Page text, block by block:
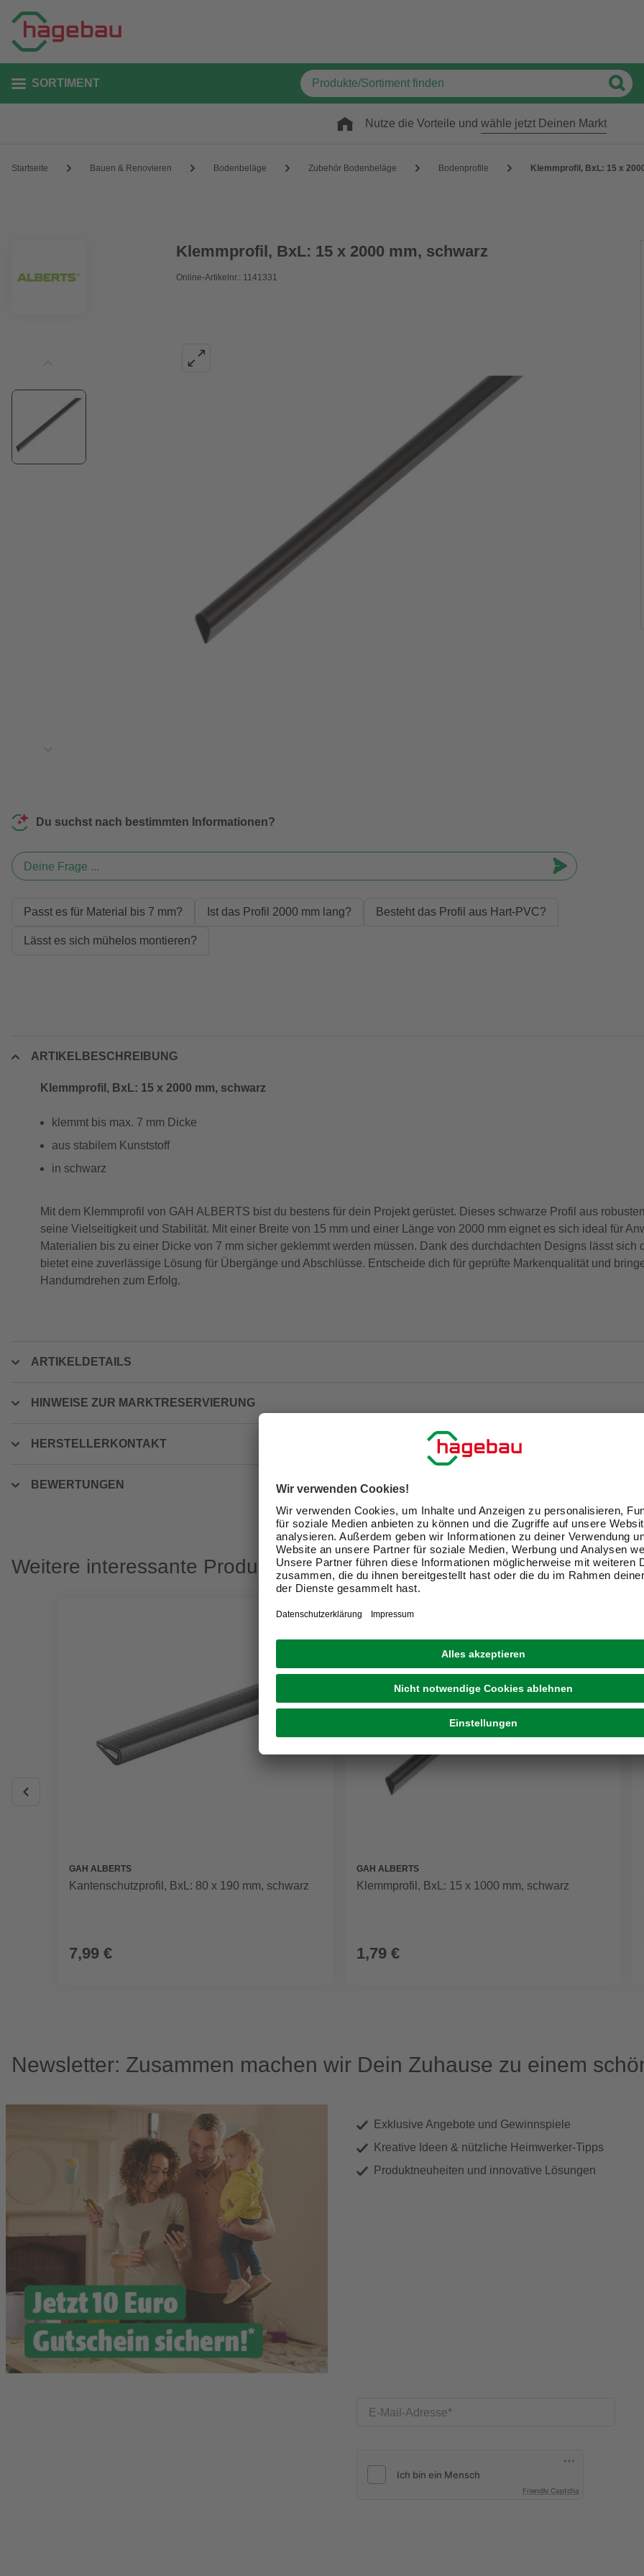
SORTIMENT
Nutze die Vorteile und wähle jetzt Deinen Markt
Startseite Bauen & Renovieren Bodenbeläge Zubehör Bodenbeläge Bodenprofile Klemmprofil, BxL: 15 x
Klemmprofil, BxL: 15 x 2000 mm, schwarz
Online-Artikelnr.: 1141331
Du suchst nach bestimmten Informationen?
Deine Frage ...
Passt es für Material bis 7 mm? Ist das Profil 2000 mm lang? Besteht das Profil aus Hart-PVC?
Lässt es sich mühelos montieren?
ARTIKELBESCHREIBUNG
Klemmprofil, BxL: 15 x 2000 mm, schwarz
klemmt bis max. 7 mm Dicke
aus stabilem Kunststoff
in schwarz
Mit dem Klemmprofil von GAH ALBERTS bist du bestens für dein Projekt gerüstet. Dieses schwarze Profil aus
seine Vielseitigkeit und Stabilität. Mit einer Breite von 15 mm und einer Länge von 2000 mm eignet es sich ideal für
Materialien bis zu einer Dicke von 7 mm sicher geklemmt werden müssen. Dank des durchdachten Designs lässt sich
bietet eine zuverlässige Lösung für Übergänge und Abschlüsse. Entscheide dich für geprüfte Markenqualität und
Handumdrehen zum Erfolg.
ARTIKELDETAILS
HINWEISE ZUR MARKTRESERVIERUNG
HERSTELLERKONTAKT
BEWERTUNGEN
Weitere interessante Produkte
GAH ALBERTS
Kantenschutzprofil, BxL: 80 x 190 mm, schwarz
7,99 €
GAH ALBERTS
Klemmprofil, BxL: 15 x 1000 mm, schwarz
1,79 €
Newsletter: Zusammen machen wir Dein Zuhause zu einem
Exklusive Angebote und Gewinnspiele
Kreative Ideen & nützliche Heimwerker-Tipps
Produktneuheiten und innovative Lösungen
E-Mail-Adresse
Friendly Captcha